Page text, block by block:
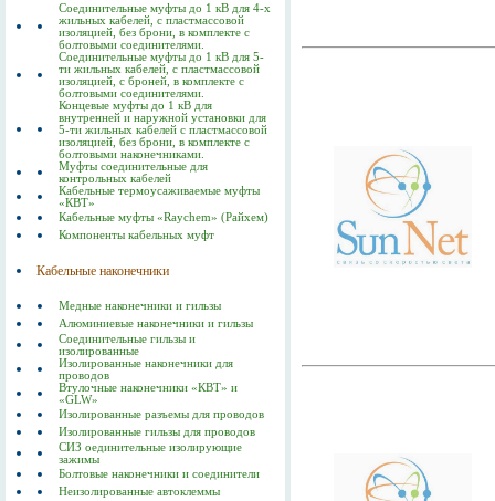
Соединительные муфты до 1 кВ для 4-х
жильных кабелей, с пластмассовой
изоляцией, без брони, в комплекте с
болтовыми соединителями.
Соединительные муфты до 1 кВ для 5-
ти жильных кабелей, с пластмассовой
изоляцией, с броней, в комплекте с
болтовыми соединителями.
Концевые муфты до 1 кВ для
внутренней и наружной установки для
5-ти жильных кабелей с пластмассовой
изоляцией, без брони, в комплекте с
болтовыми наконечниками.
Муфты соединительные для
контрольных кабелей
Кабельные термоусаживаемые муфты
«КВТ»
Кабельные муфты «Raychem» (Райхем)
Компоненты кабельных муфт
Кабельные наконечники
Медные наконечники и гильзы
Алюминиевые наконечники и гильзы
Соединительные гильзы и
изолированные
Изолированные наконечники для
проводов
Втулочные наконечники «КВТ» и
«GLW»
Изолированные разъемы для проводов
Изолированные гильзы для проводов
СИЗ оединительные изолирующие
зажимы
Болтовые наконечники и соединители
Неизолированные автоклеммы